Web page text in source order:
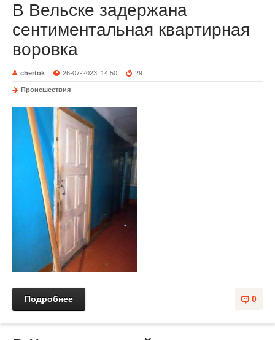
В Вельске задержана
сентиментальная квартирная
воровка
chertok 26-07-2023, 14:50 29
Происшествия
0
Подробнее